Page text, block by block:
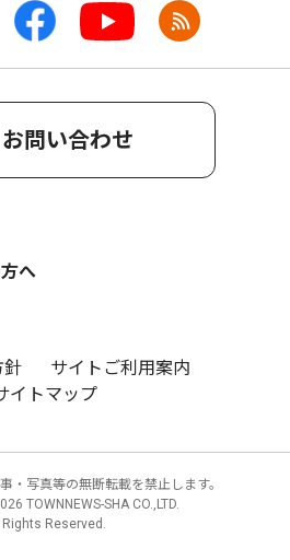
お問い合わせ
へ
針
サイトご利用案内
イトマップ
・写真等の無断転載を禁止します。
TOWNNEWS-SHA CO.,LTD.
Reserved.